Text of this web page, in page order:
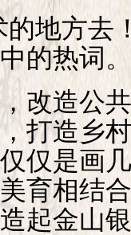
方去！
的热词。
造公共
打造乡
仅是画
育相结
起金山